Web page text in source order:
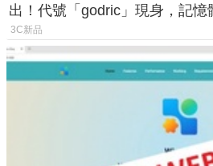
出！代號「godric」現身，記憶
鎖定 AI 應用
3C新品